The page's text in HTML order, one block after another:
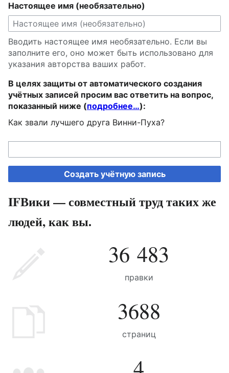
Настоящее имя (необязательно)
Вводить настоящее имя необязательно. Если вы
заполните его, оно может быть использовано для
указания авторства ваших работ.
В целях защиты от автоматического создания
учётных записей просим вас ответить на вопрос,
показанный ниже (подробнее…):
Как звали лучшего друга Винни-Пуха?
Создать учётную запись
IFВики — совместный труд таких же
людей, как вы.
36 483
правки
3688
страниц